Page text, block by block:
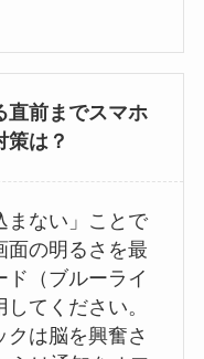
直前までスマホ
策は？
まない」ことで
面の明るさを最
ド（ブルーライ
てください。
は脳を興奮さ